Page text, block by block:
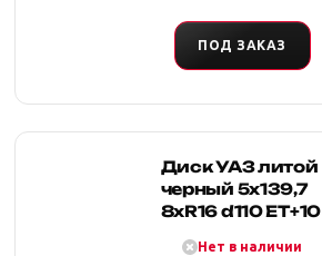
ПОД ЗАКАЗ
Диск УАЗ литой
черный 5x139,7
8xR16 d110 ET+10
Нет в наличии